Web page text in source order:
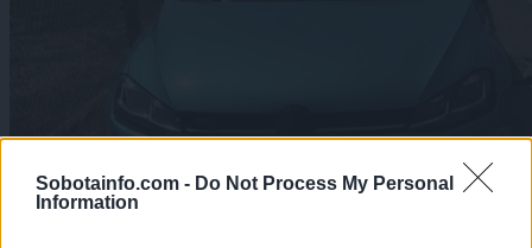
Sobotainfo.com - Do Not Process My Personal
Information